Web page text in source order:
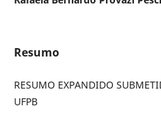
Resumo
RESUMO EXPANDIDO
UFPB